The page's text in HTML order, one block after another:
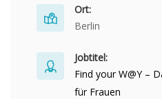
Ort:
Berlin
Jobtitel:
Find your W@Y –
für Frauen